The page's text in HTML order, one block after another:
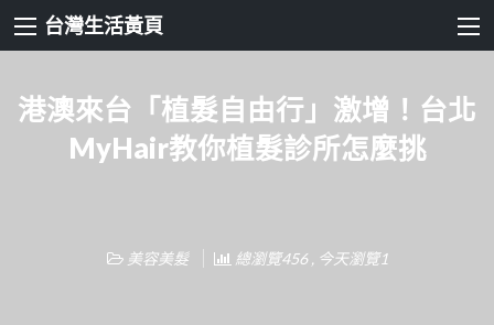
台灣生活黃頁
港澳來台「植髮自由行」激增！台北
MyHair教你植髮診所怎麼挑
美容美髮 總瀏覽456 , 今天瀏覽1